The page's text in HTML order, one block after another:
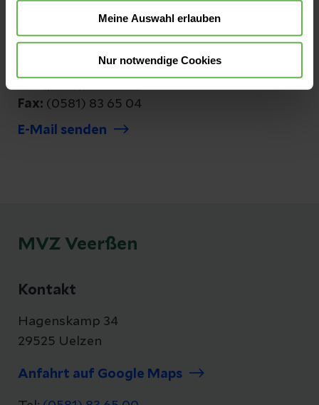
Meine Auswahl erlauben
Nur notwendige Cookies
Anfahrt auf Google Maps
Fax: (0581) 83 65 04
E-Mail senden
MVZ Veerßen
Kontakt
Hagenskamp 34
29525 Uelzen
Anfahrt auf Google Maps